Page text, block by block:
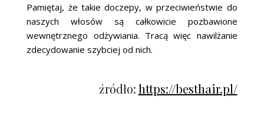
Pamiętaj, że takie doczepy, w przeciwieństwie do
naszych włosów są całkowicie pozbawione
wewnętrznego odżywiania. Tracą więc nawilżanie
zdecydowanie szybciej od nich.
źródło:https://besthair.pl/